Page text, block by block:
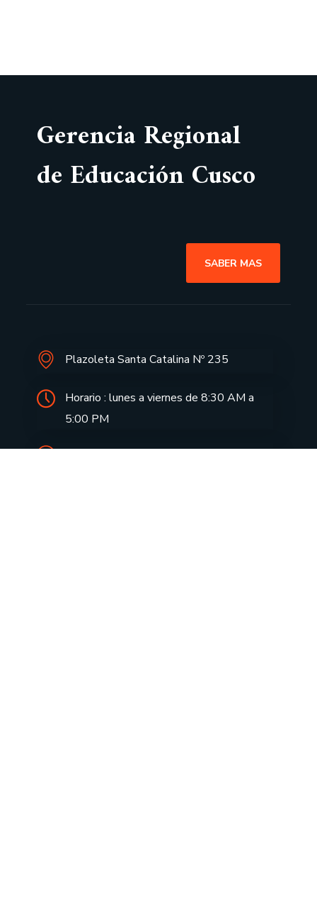
Gerencia Regional
de Educación Cusco
SABER MAS
Plazoleta Santa Catalina Nº 235
Horario : lunes a viernes de 8:30 AM a
5:00 PM
informes@drecusco.edu.pe